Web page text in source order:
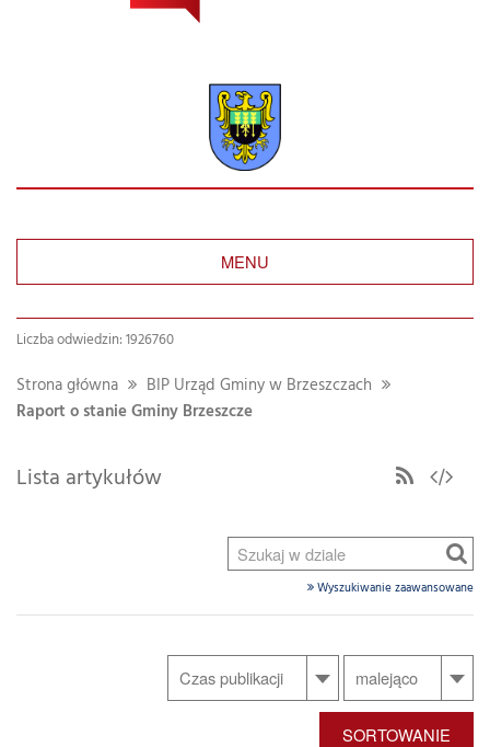
MENU
Liczba odwiedzin: 1926760
Strona główna
BIP Urząd Gminy w Brzeszczach
Raport o stanie Gminy Brzeszcze
Lista artykułów
Wyszukiwanie zaawansowane
SORTOWANIE